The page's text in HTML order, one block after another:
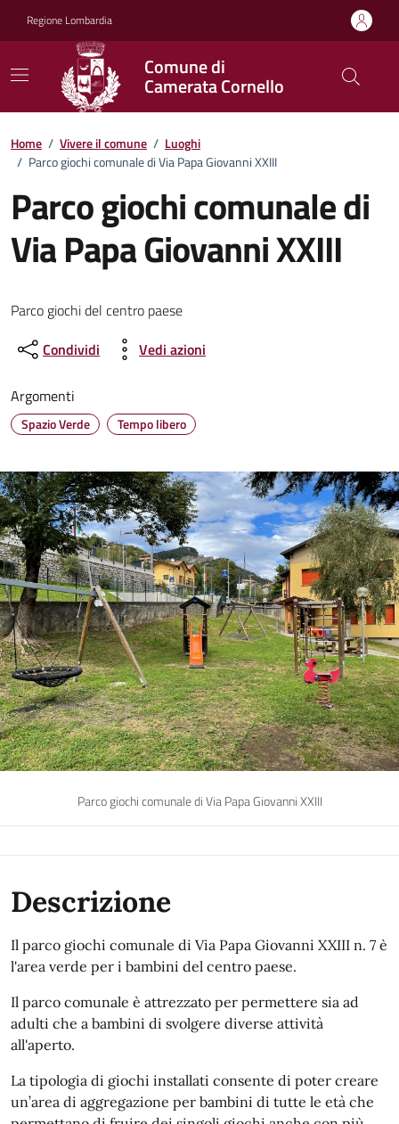
Regione Lombardia
Comune di
Camerata Cornello
Home / Vivere il comune / Luoghi
/ Parco giochi comunale di Via Papa Giovanni XXIII
Parco giochi comunale di
Via Papa Giovanni XXIII
Parco giochi del centro paese
Condividi
Vedi azioni
Argomenti
Spazio Verde Tempo libero
Parco giochi comunale di Via Papa Giovanni XXIII
Descrizione
Il parco giochi comunale di Via Papa Giovanni XXIII n. 7 è
l'area verde per i bambini del centro paese.
Il parco comunale è attrezzato per permettere sia ad
adulti che a bambini di svolgere diverse attività
all'aperto.
La tipologia di giochi installati consente di poter creare
un’area di aggregazione per bambini di tutte le età che